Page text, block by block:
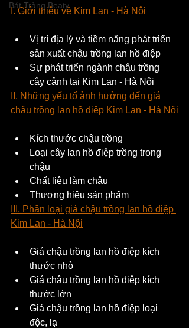
Bát Tràng Beaty
I. Giới thiệu về Kim Lan - Hà Nội
Vị trí địa lý và tiềm năng phát triển
sản xuất chậu trồng lan hồ điệp
Sự phát triển ngành chậu trồng
cây cảnh tại Kim Lan - Hà Nội
II. Những yếu tố ảnh hưởng đến giá
chậu trồng lan hồ điệp Kim Lan - Hà Nội
Kích thước chậu trồng
Loại cây lan hồ điệp trồng trong
chậu
Chất liệu làm chậu
Thương hiệu sản phẩm
III. Phân loại giá chậu trồng lan hồ điệp
Kim Lan - Hà Nội
Giá chậu trồng lan hồ điệp kích
thước nhỏ
Giá chậu trồng lan hồ điệp kích
thước lớn
Giá chậu trồng lan hồ điệp loại
độc, lạ